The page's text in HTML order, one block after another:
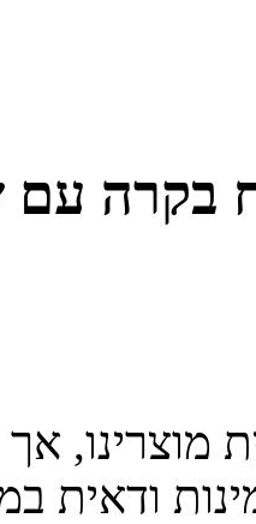
בקרה עם
אך
ודאית